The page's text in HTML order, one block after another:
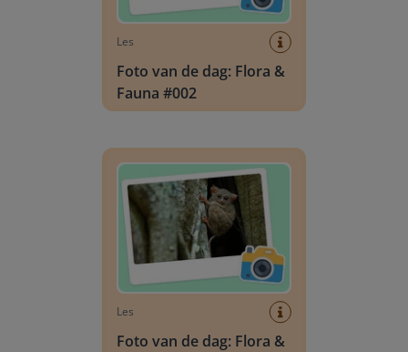
Les
Foto van de dag: Flora &
Fauna #002
Les
Foto van de dag: Flora &